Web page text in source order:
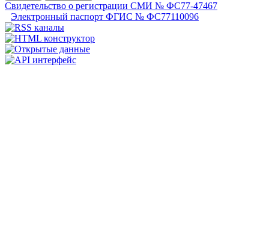
Свидетельство о регистрации СМИ № ФС77-47467
Электронный паспорт ФГИС № ФС77110096